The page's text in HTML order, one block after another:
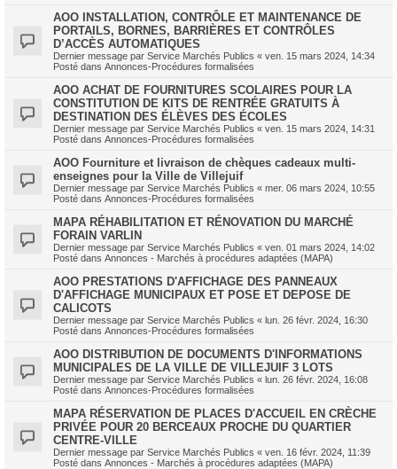
AOO INSTALLATION, CONTRÔLE ET MAINTENANCE DE
PORTAILS, BORNES, BARRIÈRES ET CONTRÔLES
D’ACCÈS AUTOMATIQUES
Dernier message par Service Marchés Publics « ven. 15 mars 2024, 14:34
Posté dans Annonces-Procédures formalisées
AOO ACHAT DE FOURNITURES SCOLAIRES POUR LA
CONSTITUTION DE KITS DE RENTRÉE GRATUITS À
DESTINATION DES ÉLÈVES DES ÉCOLES
Dernier message par Service Marchés Publics « ven. 15 mars 2024, 14:31
Posté dans Annonces-Procédures formalisées
AOO Fourniture et livraison de chèques cadeaux multi-
enseignes pour la Ville de Villejuif
Dernier message par Service Marchés Publics « mer. 06 mars 2024, 10:55
Posté dans Annonces-Procédures formalisées
MAPA RÉHABILITATION ET RÉNOVATION DU MARCHÉ
FORAIN VARLIN
Dernier message par Service Marchés Publics « ven. 01 mars 2024, 14:02
Posté dans Annonces - Marchés à procédures adaptées (MAPA)
AOO PRESTATIONS D'AFFICHAGE DES PANNEAUX
D'AFFICHAGE MUNICIPAUX ET POSE ET DEPOSE DE
CALICOTS
Dernier message par Service Marchés Publics « lun. 26 févr. 2024, 16:30
Posté dans Annonces-Procédures formalisées
AOO DISTRIBUTION DE DOCUMENTS D'INFORMATIONS
MUNICIPALES DE LA VILLE DE VILLEJUIF 3 LOTS
Dernier message par Service Marchés Publics « lun. 26 févr. 2024, 16:08
Posté dans Annonces-Procédures formalisées
MAPA RÉSERVATION DE PLACES D'ACCUEIL EN CRÈCHE
PRIVÉE POUR 20 BERCEAUX PROCHE DU QUARTIER
CENTRE-VILLE
Dernier message par Service Marchés Publics « ven. 16 févr. 2024, 11:39
Posté dans Annonces - Marchés à procédures adaptées (MAPA)